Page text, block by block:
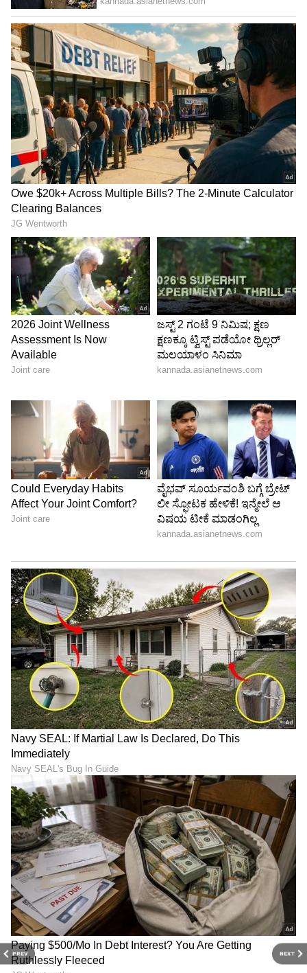
PREV NEXT
4. ವಿರಾಟ್ ಕೊಹ್ಲಿ
ಟೀಂ ಇಂಡಿಯಾ ಮಾಜಿ ನಾಯಕ ವಿರಾಟ್ ಕೊಹ್ಲಿ ಕಳೆದ
ಎರಡೂವರೆ ವರ್ಷಗಳಿಂದ ಅಂತಾರಾಷ್ಟ್ರೀಯ ಕ್ರಿಕೆಟ್‌ನಲ್ಲಿ
ಶತಕ ಬಾರಿಸಲು ವಿಫಲರಾಗಿದ್ದಾರೆ. ಕೊಹ್ಲಿ ತನ್ನ ನೆಚ್ಚಿನ
ಸ್ಟೇಡಿಯಂನಲ್ಲಿ ಶತಕದ ಬರ ನೀಗಿಸಿಕೊಳ್ಳಲು ಕಾಯುತ್ತಿದ್ದಾರೆ.
5
11
5. ರಿಷಭ್ ಪಂತ್
ವಿಕೆಟ್ ಕೀಪರ್ ಬ್ಯಾಟರ್ ಪಂತ್, ಮೊಹಾಲಿ ಟೆಸ್ಟ್
ಪಂದ್ಯದಲ್ಲಿ ಆಕರ್ಷಕ 96 ರನ್ ಬಾರಿಸಿ, ಕೇವಲ 4 ರನ್‌ಗಳ
ಅಂತರದಲ್ಲಿ ಶತಕ ವಂಚಿತರಾಗಿದ್ದರು. ಪಂತ್ ಬೆಂಗಳೂರಿನಲ್ಲೂ
ಸ್ಪೋಟಕ ಬ್ಯಾಟಿಂಗ್ ನಡೆಸಲು ರೆಡಿಯಾಗಿದ್ದಾರೆ.
6
11
6. ಶ್ರೇಯಸ್ ಅಯ್ಯರ್‌
ವಿಂಡೀಸ್ ಎದುರಿನ ಟಿ20 ಸರಣಿಯಲ್ಲಿ ಸತತ 3 ಅರ್ಧಶತಕ
ಬಾರಿಸಿ ಆಯ್ಕೆ ಸಮಿತಿ ಮನಗೆದ್ದಿರುವ ಶ್ರೇಯಸ್ ಅಯ್ಯರ್,